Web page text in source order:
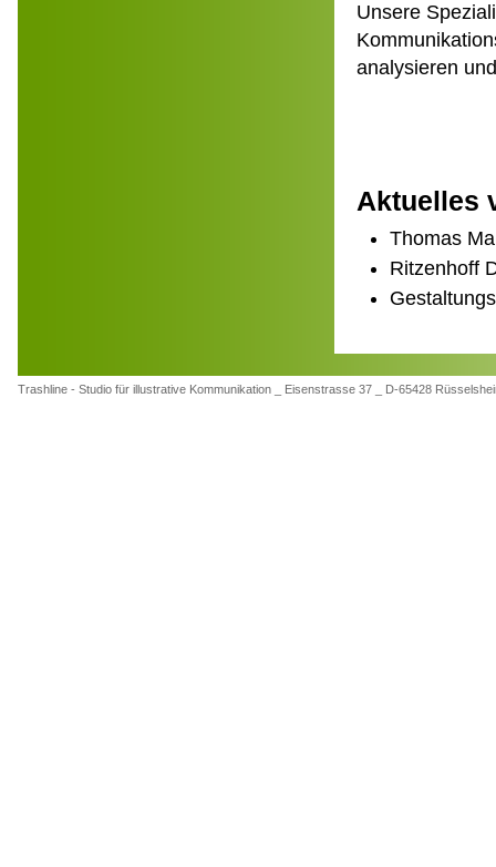
Unsere
analysieren
Aktuelles
Thomas
Ritzenhoff
Trashline - Studio für illustrative Kommunikation _ Eisenstrasse 37 _ D-65428